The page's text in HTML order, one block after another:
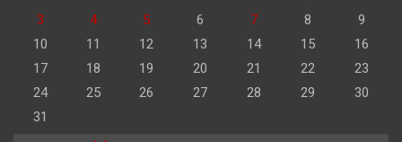
3
4 5 6 7 8
9
10
11 12 13 14 15
16
17
18 19 20 21 22
23
24
25 26 27 28 29
30
31